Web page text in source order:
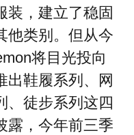
装，建立了稳固
他类别。但从今
将目光投向
出鞋履系列、网
、徒步系列这四
露，今年前三季